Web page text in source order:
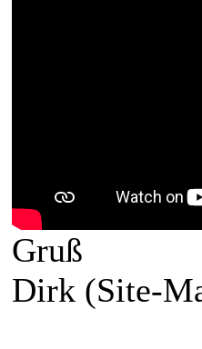
Gruß
Dirk (Site-